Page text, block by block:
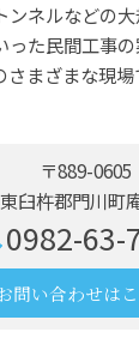
ンネルなどの
った民間工事
さまざまな現
〒889-0605
臼杵郡門川町
0982-63-
問い合わせは